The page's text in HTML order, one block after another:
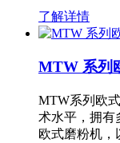
了解详情
MTW 系列
MTW系列欧
术水平，拥有
欧式磨粉机，